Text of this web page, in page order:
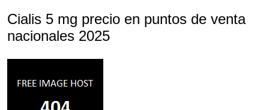
Cialis 5 mg precio en puntos de venta
nacionales 2025